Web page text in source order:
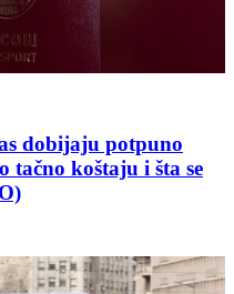
dobijaju potpuno
tačno koštaju i šta se